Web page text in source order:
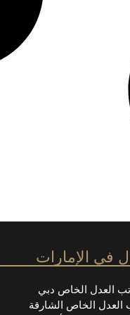
في الإمارات
العدل الخاص دبي
العدل الخاص الشارقة